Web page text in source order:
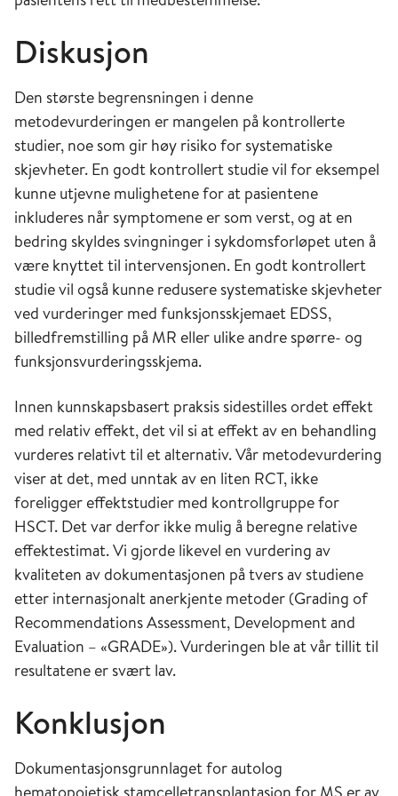
Diskusjon
Den største begrensningen i denne
metodevurderingen er mangelen på kontrollerte
studier, noe som gir høy risiko for systematiske
skjevheter. En godt kontrollert studie vil for eksempel
kunne utjevne mulighetene for at pasientene
inkluderes når symptomene er som verst, og at en
bedring skyldes svingninger i sykdomsforløpet uten å
være knyttet til intervensjonen. En godt kontrollert
studie vil også kunne redusere systematiske skjevheter
ved vurderinger med funksjonsskjemaet EDSS,
billedfremstilling på MR eller ulike andre spørre- og
funksjonsvurderingsskjema.
Innen kunnskapsbasert praksis sidestilles ordet effekt
med relativ effekt, det vil si at effekt av en behandling
vurderes relativt til et alternativ. Vår metodevurdering
viser at det, med unntak av en liten RCT, ikke
foreligger effektstudier med kontrollgruppe for
HSCT. Det var derfor ikke mulig å beregne relative
effektestimat. Vi gjorde likevel en vurdering av
kvaliteten av dokumentasjonen på tvers av studiene
etter internasjonalt anerkjente metoder (Grading of
Recommendations Assessment, Development and
Evaluation – «GRADE»). Vurderingen ble at vår tillit til
resultatene er svært lav.
Konklusjon
Dokumentasjonsgrunnlaget for autolog